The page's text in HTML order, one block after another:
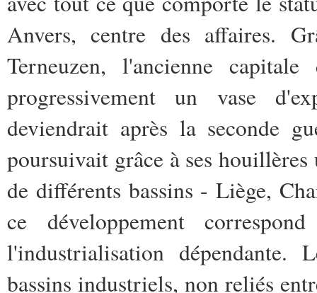
Anvers, centre des affaires.
Terneuzen, l'ancienne
progressivement un vase
deviendrait après la seconde
poursuivait grâce à ses
de différents bassins - Liège,
ce développement
l'industrialisation dépendante.
bassins industriels, non reliés